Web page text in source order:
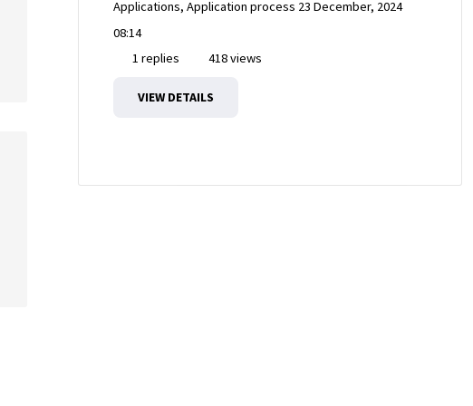
Applications, Application process 23 December, 2024
08:14
1 replies
418 views
VIEW DETAILS